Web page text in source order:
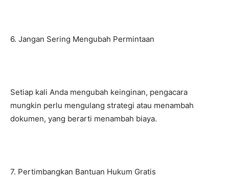
6. Jangan Sering Mengubah Permintaan
Setiap kali Anda mengubah keinginan, pengacara
mungkin perlu mengulang strategi atau menambah
dokumen, yang berarti menambah biaya.
7. Pertimbangkan Bantuan Hukum Gratis